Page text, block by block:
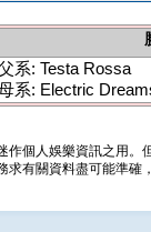
系: Testa Rossa
系: Electric
作個人娛樂資訊之用
有關資料盡可能準確